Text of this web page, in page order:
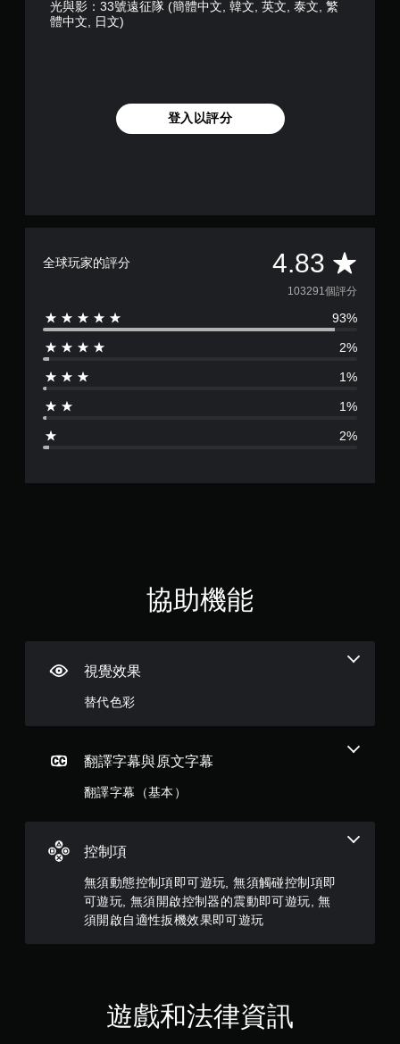
光與影：33號遠征隊 (簡體中文, 韓文, 英文, 泰文, 繁
體中文, 日文)
登入以評分
全球玩家的評分 4.83 平
均
評
分
8
滿
5
顆
）
共
103291個評分
93%
2%
1%
1%
2%
協助機能
視覺效果
替代色彩
翻譯字幕與原文字幕
翻譯字幕（基本）
控制項
無須動態控制項即可遊玩, 無須觸碰控制項即
可遊玩, 無須開啟控制器的震動即可遊玩, 無
須開啟自適性扳機效果即可遊玩
遊戲和法律資訊